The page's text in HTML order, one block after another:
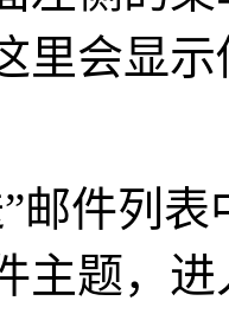
里会显
件列表
主题，